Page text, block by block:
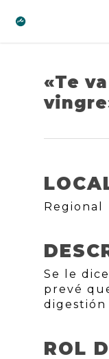
«Te
Regional
Se le
prevé
digestión
ROL